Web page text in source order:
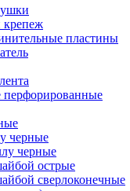
пластины
черные
черные
острые
сверлоконечные